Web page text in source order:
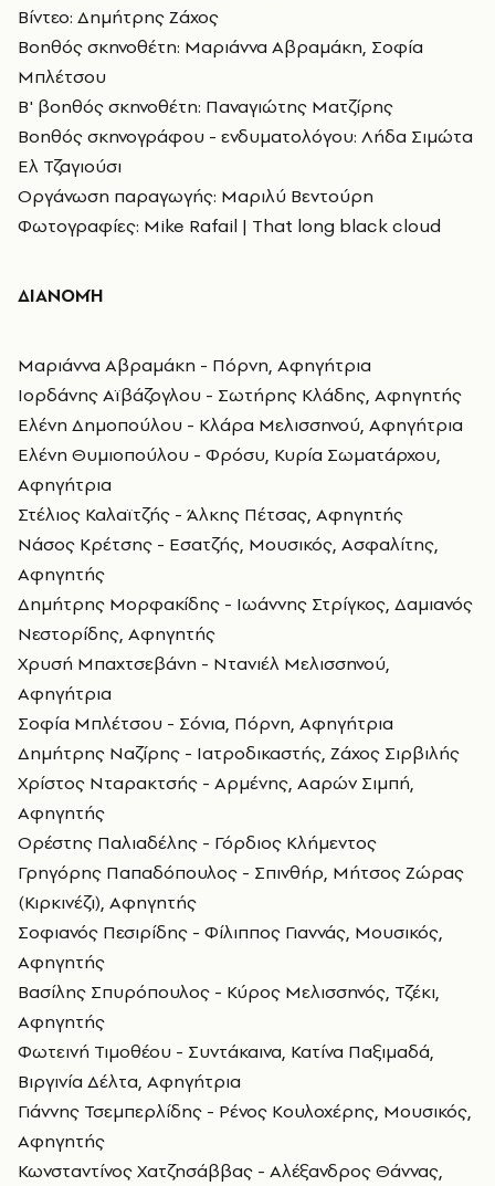
Βίντεο: Δημήτρης Ζάχος
Βοηθός σκηνοθέτη: Μαριάννα Αβραμάκη, Σοφία
Μπλέτσου
Β' βοηθός σκηνοθέτη: Παναγιώτης Ματζίρης
Βοηθός σκηνογράφου - ενδυματολόγου: Λήδα Σιμώτα
Ελ Τζαγιούσι
Οργάνωση παραγωγής: Μαριλύ Βεντούρη
Φωτογραφίες: Mike Rafail | That long black cloud
ΔΙΑΝΟΜΉ
Μαριάννα Αβραμάκη - Πόρνη, Αφηγήτρια
Ιορδάνης Αϊβάζογλου - Σωτήρης Κλάδης, Αφηγητής
Ελένη Δημοπούλου - Κλάρα Μελισσηνού, Αφηγήτρια
Ελένη Θυμιοπούλου - Φρόσυ, Κυρία Σωματάρχου,
Αφηγήτρια
Στέλιος Καλαϊτζής - Άλκης Πέτσας, Αφηγητής
Νάσος Κρέτσης - Εσατζής, Μουσικός, Ασφαλίτης,
Αφηγητής
Δημήτρης Μορφακίδης - Ιωάννης Στρίγκος, Δαμιανός
Νεστορίδης, Αφηγητής
Χρυσή Μπαχτσεβάνη - Ντανιέλ Μελισσηνού,
Αφηγήτρια
Σοφία Μπλέτσου - Σόνια, Πόρνη, Αφηγήτρια
Δημήτρης Ναζίρης - Ιατροδικαστής, Ζάχος Σιρβιλής
Χρίστος Νταρακτσής - Αρμένης, Ααρών Σιμπή,
Αφηγητής
Ορέστης Παλιαδέλης - Γόρδιος Κλήμεντος
Γρηγόρης Παπαδόπουλος - Σπινθήρ, Μήτσος Ζώρας
(Κιρκινέζι), Αφηγητής
Σοφιανός Πεσιρίδης - Φίλιππος Γιαννάς, Μουσικός,
Αφηγητής
Βασίλης Σπυρόπουλος - Κύρος Μελισσηνός, Τζέκι,
Αφηγητής
Φωτεινή Τιμοθέου - Συντάκαινα, Κατίνα Παξιμαδά,
Βιργινία Δέλτα, Αφηγήτρια
Γιάννης Τσεμπερλίδης - Ρένος Κουλοχέρης, Μουσικός,
Αφηγητής
Κωνσταντίνος Χατζησάββας - Αλέξανδρος Θάννας,